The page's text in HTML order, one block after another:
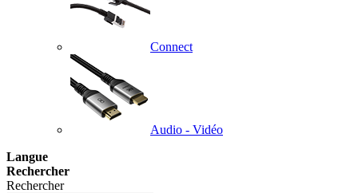
Connect
Audio - Vidéo
Langue
Rechercher
Rechercher